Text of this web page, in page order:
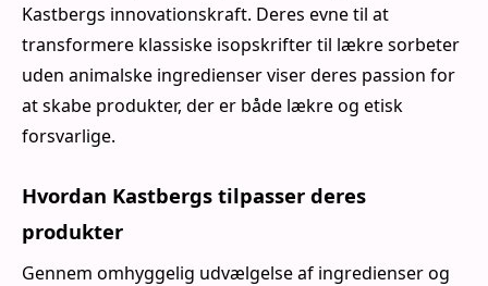
Kastbergs innovationskraft. Deres evne til at
transformere klassiske isopskrifter til lækre sorbeter
uden animalske ingredienser viser deres passion for
at skabe produkter, der er både lækre og etisk
forsvarlige.
Hvordan Kastbergs tilpasser deres
produkter
Gennem omhyggelig udvælgelse af ingredienser og